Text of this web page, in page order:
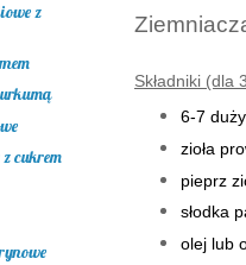
Składniki (dla
6-7
zioła
pieprz
słodka
olej lub
z
cukrem